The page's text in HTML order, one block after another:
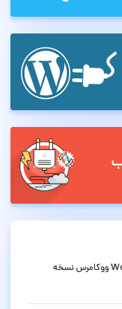
قالب فروشگاهی چندمنظوره وودمارت WoodMart ووکامرس نسخه